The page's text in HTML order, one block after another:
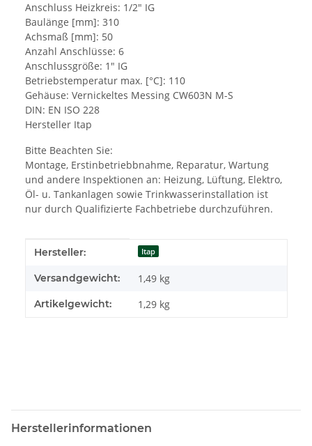
Anschluss Heizkreis: 1/2" IG
Baulänge [mm]: 310
Achsmaß [mm]: 50
Anzahl Anschlüsse: 6
Anschlussgröße: 1" IG
Betriebstemperatur max. [°C]: 110
Gehäuse: Vernickeltes Messing CW603N M-S
DIN: EN ISO 228
Hersteller Itap
Bitte Beachten Sie:
Montage, Erstinbetriebbnahme, Reparatur, Wartung
und andere Inspektionen an: Heizung, Lüftung, Elektro,
Öl- u. Tankanlagen sowie Trinkwasserinstallation ist
nur durch Qualifizierte Fachbetriebe durchzuführen.
Produkteigenschaft
Wert
Hersteller: Itap
Versandgewicht: 1,49 kg
Artikelgewicht: 1,29 kg
Herstellerinformationen